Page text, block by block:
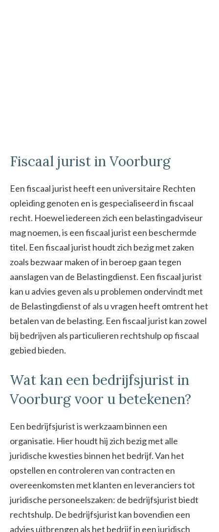
Fiscaal jurist in Voorburg
Een fiscaal jurist heeft een universitaire Rechten
opleiding genoten en is gespecialiseerd in fiscaal
recht. Hoewel iedereen zich een belastingadviseur
mag noemen, is een fiscaal jurist een beschermde
titel. Een fiscaal jurist houdt zich bezig met zaken
zoals bezwaar maken of in beroep gaan tegen
aanslagen van de Belastingdienst. Een fiscaal jurist
kan u advies geven als u problemen ondervindt met
de Belastingdienst of als u vragen heeft omtrent het
betalen van de belasting. Een fiscaal jurist kan zowel
bij bedrijven als particulieren rechtshulp op fiscaal
gebied bieden.
Wat kan een bedrijfsjurist in
Voorburg voor u betekenen?
Een bedrijfsjurist is werkzaam binnen een
organisatie. Hier houdt hij zich bezig met alle
juridische kwesties binnen het bedrijf. Van het
opstellen en controleren van contracten en
overeenkomsten met klanten en leveranciers tot
juridische personeelszaken: de bedrijfsjurist biedt
rechtshulp. De bedrijfsjurist kan bovendien een
advies uitbrengen als het bedrijf in een juridisch